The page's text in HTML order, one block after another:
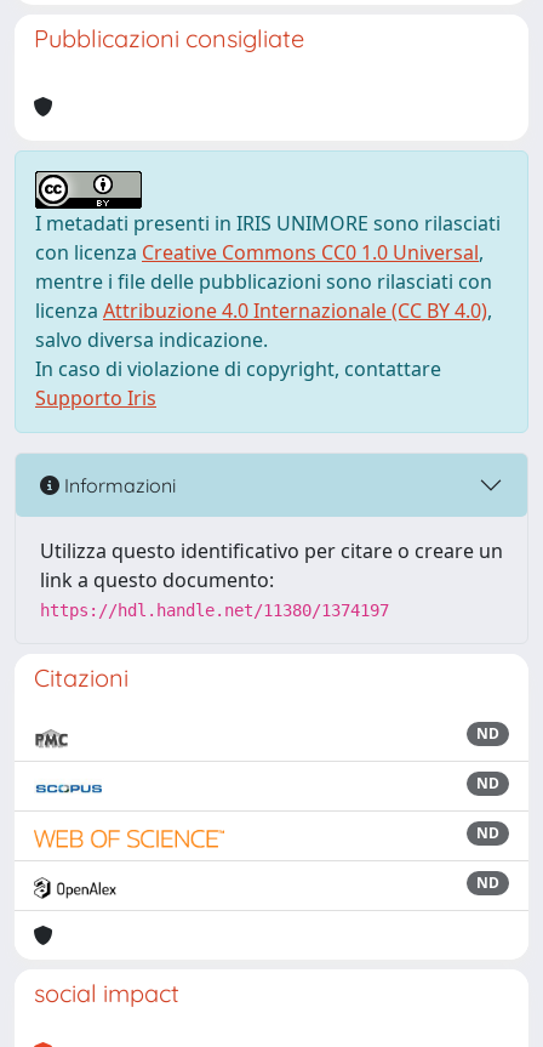
Pubblicazioni consigliate
I metadati presenti in IRIS UNIMORE sono rilasciati
con licenza Creative Commons CC0 1.0 Universal,
mentre i file delle pubblicazioni sono rilasciati con
licenza Attribuzione 4.0 Internazionale (CC BY 4.0),
salvo diversa indicazione.
In caso di violazione di copyright, contattare
Supporto Iris
Informazioni
Utilizza questo identificativo per citare o creare un
link a questo documento:
https://hdl.handle.net/11380/1374197
Citazioni
ND
ND
ND
ND
social impact